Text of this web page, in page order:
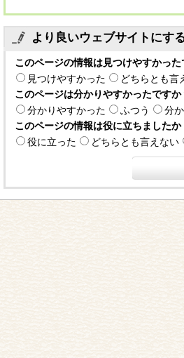
より良いウェブサイトにす
このページの情報は見つけやすかった
見つけやすかった
どちらとも言
このページは分かりやすかったですか
分かりやすかった
ふつう
分
このページの情報は役に立ちましたか
役に立った
どちらとも言えない